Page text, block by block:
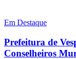
Em Destaque
Prefeitura de
Conselheiros